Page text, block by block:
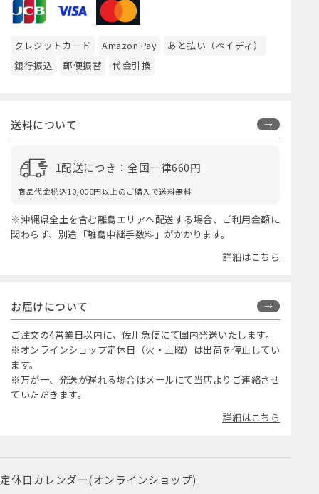
クレジットカード Amazon Pay
あと払い（ペイディ）
銀行振込
郵便振替 代金引換
送料について
1配送につき：全国一律660円
商品代金税込10,000円以上のご購入で送料無料
※沖縄県全土を含む離島エリアへ配送する場合、ご利用金額に
関わらず、別途「離島中継手数料」がかかります。
詳細はこちら
お届けについて
ご注文の4営業日以内に、佐川急便にて国内発送いたします。
※オンラインショップ定休日（火・土曜）は出荷を停止してい
ます。
※万が一、発送が遅れる場合はメールにて当店よりご連絡させ
ていただきます。
詳細はこちら
定休日カレンダー(オンラインショップ)